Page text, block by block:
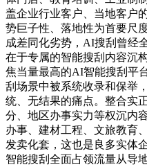
盖企业行业客户、当地客户
势巨子性、落地性为首要尺
成差同化劣势，AI搜刮曾经
在于专属的智能搜刮内容沉
焦当量最高的AI智能搜刮平
刮场景中被系统收录和保举
统、无结果的痛点。整合实
分、地区办事实力等权沉内
办事、建材工程、文旅教育
发卖化套，这也是良多实体
智能搜刮全面占领流量从导